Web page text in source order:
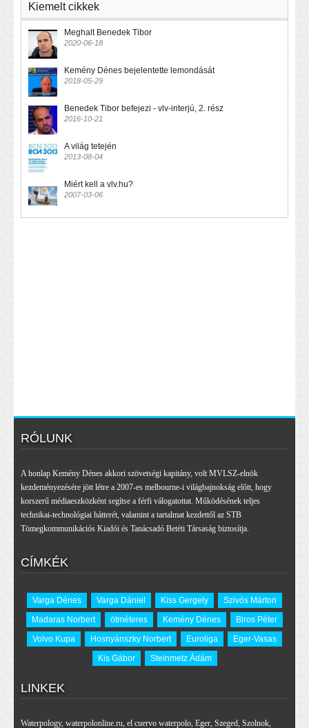
Kiemelt cikkek
Meghalt Benedek Tibor
2020-06-18
Kemény Dénes bejelentette lemondását
2018-05-29
Benedek Tibor befejezi - vlv-interjú, 2. rész
2016-10-21
A világ tetején
2013-08-04
Miért kell a vlv.hu?
2007-03-06
RÓLUNK
A honlap Kemény Dénes akkori szövetségi kapitány, volt MVLSZ-elnök
kezdeményezésére jött létre a 2007-es melbourne-i világbajnokság előtt, hogy
korszerű médiaeszközként segítse a férfi válogatottat. Működésének teljes
technikai-technológiai hátterét, valamint a tartalmat kezdettől az STB
Tömegkommunikációs Kiadói és Tanácsadó Betéti Társaság biztosítja.
CÍMKÉK
Varga Dénes Varga Dániel Kiss Gergely
Szivós Márton
Madaras Norbert
ötméteres Kemény Dénes
Biros Péter
Volvo Kupa
Hosnyánszky Norbert Euroliga
Eger-Vasas
Kis Gábor
Steinmetz Ádám
LINKEK
Waterpology, waterpolonline.ru, el cuervo waterpolo, Eger, Szeged, Szolnok,